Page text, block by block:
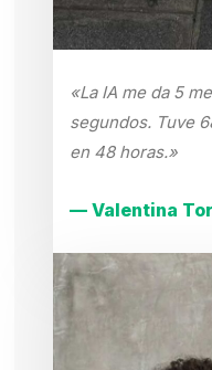
«La IA me da 5
segundos. Tuve
en 48 horas.»
— Valentina